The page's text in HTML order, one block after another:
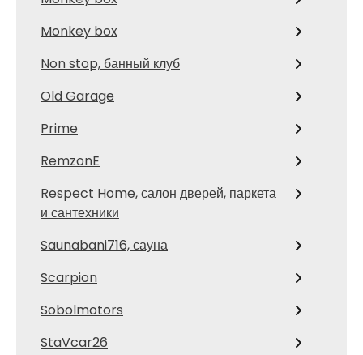
Monkey box
Non stop, банный клуб
Old Garage
Prime
RemzonE
Respect Home, салон дверей, паркета
и сантехники
Saunabani716, сауна
Scarpion
Sobolmotors
StaVcar26